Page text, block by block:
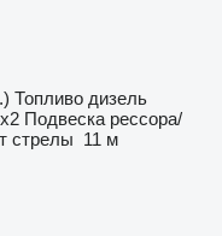
Топливо дизель
Подвеска рессора/
стрелы 11 м